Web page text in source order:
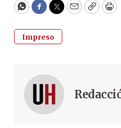
WhatsApp
Facebook
Twitter
EmailCopy
Impreso